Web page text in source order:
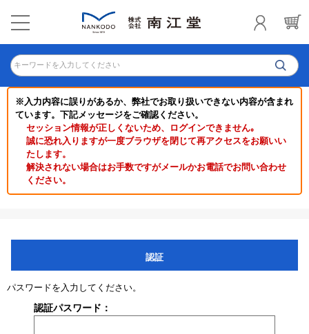
キーワードを入力してください
※入力内容に誤りがあるか、弊社でお取り扱いできない内容が含まれ
ています。下記メッセージをご確認ください。
セッション情報が正しくないため、ログインできません｡
誠に恐れ入りますが一度ブラウザを閉じて再アクセスをお願いい
たします。
解決されない場合はお手数ですがメールかお電話でお問い合わせ
ください。
認証
パスワードを入力してください。
認証パスワード：